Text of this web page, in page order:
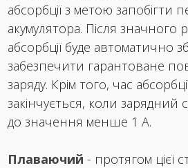
абсорбції з метою запобігти
акумулятора. Після значного
абсорбції буде автоматично
забезпечити гарантоване
заряду. Крім того, час
закінчується, коли зарядний
до значення менше 1 А.
Плаваючий - протягом цієї